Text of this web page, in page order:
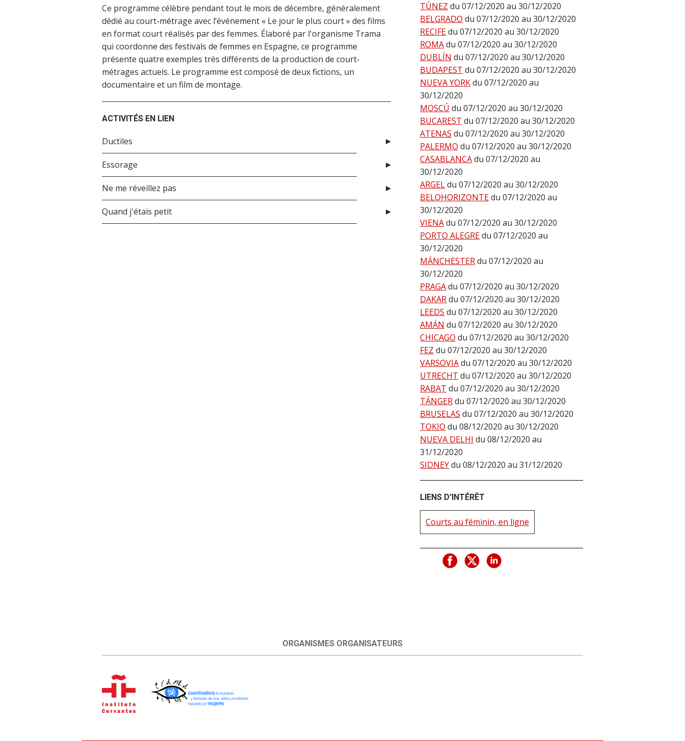
Ce programme célèbre pendant tout le mois de décembre, généralement
dédié au court-métrage avec l’événement « Le jour le plus court » des films
en format court réalisés par des femmes. Élaboré par l'organisme Trama
qui coordonne des festivals de femmes en Espagne, ce programme
présente quatre exemples très différents de la production de court-
métrages actuels. Le programme est composé de deux fictions, un
documentaire et un film de montage.
ACTIVITÉS EN LIEN
Ductiles
Essorage
Ne me réveillez pas
Quand j'étais petit
TÚNEZ du 07/12/2020 au 30/12/2020
BELGRADO du 07/12/2020 au 30/12/2020
RECIFEdu 07/12/2020 au 30/12/2020
ROMAdu 07/12/2020 au 30/12/2020
DUBLÍN du 07/12/2020 au 30/12/2020
BUDAPEST du 07/12/2020 au 30/12/2020
NUEVA YORKdu 07/12/2020 au
30/12/2020
MOSCÚ du 07/12/2020 au 30/12/2020
BUCAREST du 07/12/2020 au 30/12/2020
ATENAS du 07/12/2020 au 30/12/2020
PALERMO du 07/12/2020 au 30/12/2020
CASABLANCAdu 07/12/2020 au
30/12/2020
ARGELdu 07/12/2020 au 30/12/2020
BELOHORIZONTEdu 07/12/2020 au
30/12/2020
VIENAdu 07/12/2020 au 30/12/2020
PORTO ALEGREdu 07/12/2020 au
30/12/2020
MÁNCHESTERdu 07/12/2020 au
30/12/2020
PRAGAdu 07/12/2020 au 30/12/2020
DAKARdu 07/12/2020 au 30/12/2020
LEEDS du 07/12/2020 au 30/12/2020
AMÁN du 07/12/2020 au 30/12/2020
CHICAGO du 07/12/2020 au 30/12/2020
FEZ du 07/12/2020 au 30/12/2020
VARSOVIAdu 07/12/2020 au 30/12/2020
UTRECHT du 07/12/2020 au 30/12/2020
RABAT du 07/12/2020 au 30/12/2020
TÁNGERdu 07/12/2020 au 30/12/2020
BRUSELAS du 07/12/2020 au 30/12/2020
TOKIO du 08/12/2020 au 30/12/2020
NUEVA DELHI du 08/12/2020 au
31/12/2020
SIDNEYdu 08/12/2020 au 31/12/2020
LIENS D'INTÉRÊT
Courts au féminin, en ligne
ORGANISMES ORGANISATEURS